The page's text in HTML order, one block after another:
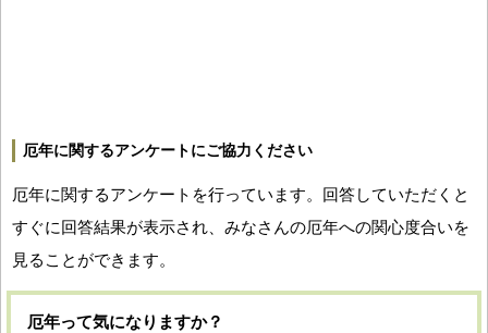
厄年に関するアンケートにご協力ください
厄年に関するアンケートを行っています。回答していただくと
すぐに回答結果が表示され、みなさんの厄年への関心度合いを
見ることができます。
厄年って気になりますか？